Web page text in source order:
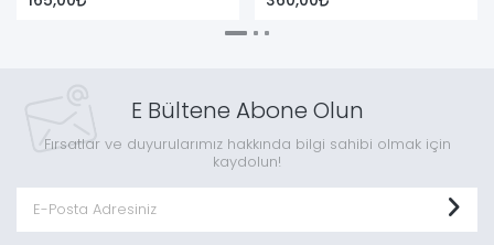
E Bültene Abone Olun
Fırsatlar ve duyurularımız hakkında bilgi sahibi olmak için
kaydolun!